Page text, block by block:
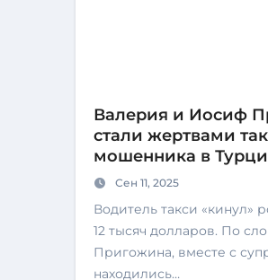
Валерия и Иосиф
стали жертвами
мошенника в
Сен 11, 2025
Водитель такси «кинул» российских звезд на
12 тысяч долларов. По
Пригожина, вместе с
находились…